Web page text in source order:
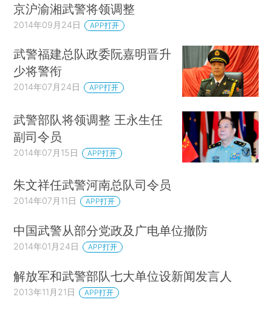
京沪渝湘武警将领调整
2014年09月24日 APP打开
武警福建总队政委阮嘉明晋升
少将警衔
2014年07月24日 APP打开
武警部队将领调整 王永生任
副司令员
2014年07月15日 APP打开
朱文祥任武警河南总队司令员
2014年07月11日 APP打开
中国武警从部分党政及广电单位撤防
2014年01月24日 APP打开
解放军和武警部队七大单位设新闻发言人
2013年11月21日 APP打开